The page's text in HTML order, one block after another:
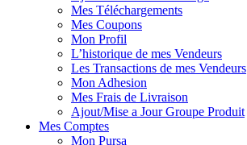
Mes Téléchargements
Mes Coupons
Mon Profil
L’historique de mes Vendeurs
Les Transactions de mes Vendeurs
Mon Adhesion
Mes Frais de Livraison
Ajout/Mise a Jour Groupe Produit
Mes Comptes
Mon Pursa